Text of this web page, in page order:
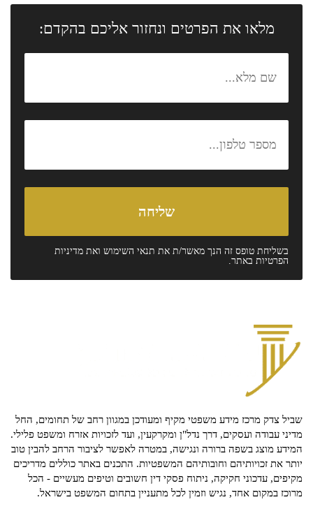
מלאו את הפרטים ונחזור אליכם בהקדם:
בשליחת טופס זה הנך מאשר/ת את תנאי השימוש ואת מדיניות
הפרטיות באתר.
שביל צדק מרכז מידע משפטי מקיף ומעודכן במגוון רחב של תחומים, החל
מדיני עבודה ועסקים, דרך נדל"ן ומקרקעין, ועד לזכויות אזרח ומשפט פלילי.
המידע מוצג בשפה ברורה ונגישה, במטרה לאפשר לציבור הרחב להבין טוב
יותר את זכויותיהם וחובותיהם המשפטיות. התכנים באתר כוללים מדריכים
מקיפים, עדכוני חקיקה, ניתוח פסקי דין חשובים וטיפים מעשיים - הכל
מרוכז במקום אחד, נגיש וזמין לכל מתעניין בתחום המשפט בישראל.